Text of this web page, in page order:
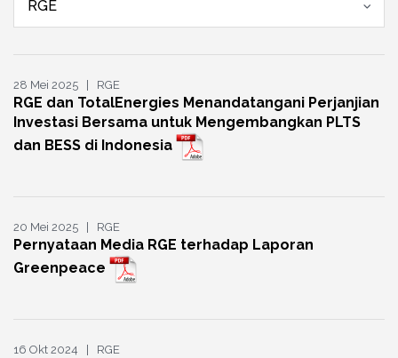
RGE
28 Mei 2025 | RGE
RGE dan TotalEnergies Menandatangani Perjanjian
Investasi Bersama untuk Mengembangkan PLTS
dan BESS di Indonesia
20 Mei 2025 | RGE
Pernyataan Media RGE terhadap Laporan
Greenpeace
16 Okt 2024 | RGE